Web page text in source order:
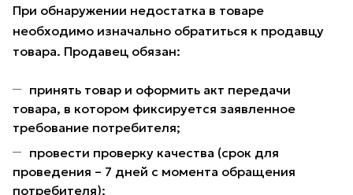
При обнаружении недостатка в товаре
необходимо изначально обратиться к продавцу
товара. Продавец обязан:
принять товар и оформить акт передачи
товара, в котором фиксируется заявленное
требование потребителя;
провести проверку качества (срок для
проведения – 7 дней с момента обращения
потребителя);